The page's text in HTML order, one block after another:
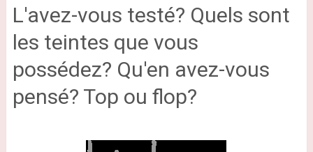
L'avez-vous testé? Quels sont
les teintes que vous
possédez? Qu'en avez-vous
pensé? Top ou flop?